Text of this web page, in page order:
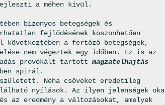
a méhen kívül.
bizonyos betegségek és
fejlődésének köszönhetően
következtében a fertőző betegségek,
nem végeztek egy időben. Ez is az
provokált tartott magzatelhajtás
spirál.
Néha csöveket eredetileg
nyílások. Az ilyen jelenségek oka
az eredmény a változásokat, amelyek